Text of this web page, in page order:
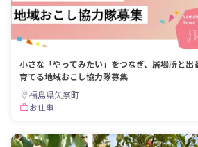
小さな「やってみたい」をつなぎ、居場所と出
育てる地域おこし協力隊募集
福島県矢祭町
お仕事